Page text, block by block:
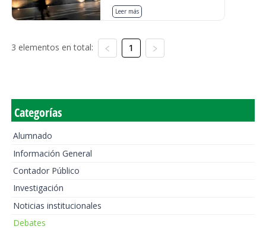
Leer más
3 elementos en total: 1
Categorías
Alumnado
Información General
Contador Público
Investigación
Noticias institucionales
Debates